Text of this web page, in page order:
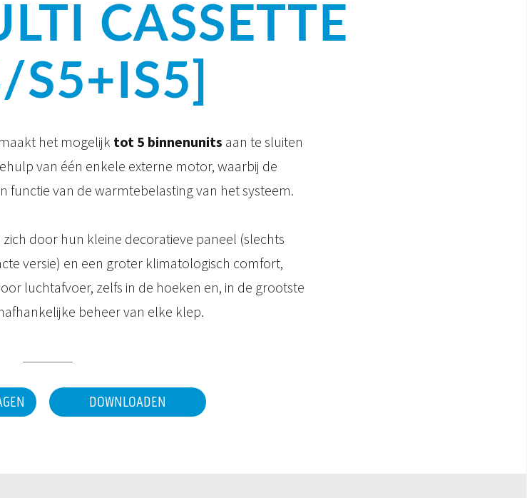
CASSETTE
S5+IS5]
het mogelijk tot 5 binnenunits aan te sluiten
van één enkele externe motor, waarbij de
functie van de warmtebelasting van het systeem.
door hun kleine decoratieve paneel (slechts
versie) en een groter klimatologisch comfort,
luchtafvoer, zelfs in de hoeken en, in de grootste
beheer van elke klep.
DOWNLOADEN